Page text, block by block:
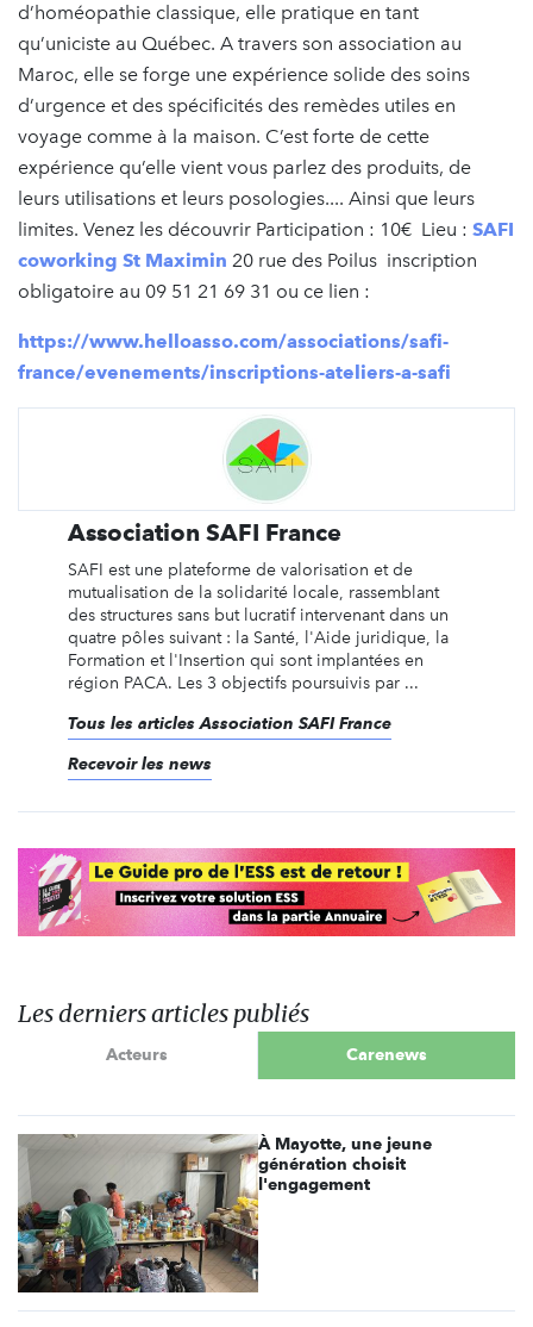
d’homéopathie classique, elle pratique en tant
qu’uniciste au Québec. A travers son association au
Maroc, elle se forge une expérience solide des soins
d’urgence et des spécificités des remèdes utiles en
voyage comme à la maison. C’est forte de cette
expérience qu’elle vient vous parlez des produits, de
leurs utilisations et leurs posologies.... Ainsi que leurs
limites. Venez les découvrir Participation : 10€ Lieu : SAFI
coworking St Maximin 20 rue des Poilus inscription
obligatoire au 09 51 21 69 31 ou ce lien :
https://www.helloasso.com/associations/safi-
france/evenements/inscriptions-ateliers-a-safi
Association SAFI France
SAFI est une plateforme de valorisation et de
mutualisation de la solidarité locale, rassemblant
des structures sans but lucratif intervenant dans un
quatre pôles suivant : la Santé, l'Aide juridique, la
Formation et l'Insertion qui sont implantées en
région PACA. Les 3 objectifs poursuivis par ...
Tous les articles Association SAFI France
Recevoir les news
Les derniers articles publiés
Acteurs Carenews
À Mayotte, une jeune
génération choisit
l'engagement